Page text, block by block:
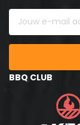
BBQ CLUB